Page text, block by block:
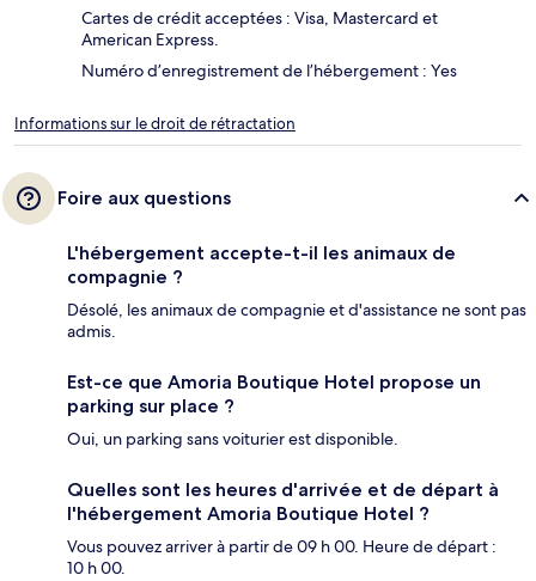
Cartes de crédit acceptées : Visa, Mastercard et
American Express.
Numéro d’enregistrement de l’hébergement : Yes
Informations sur le droit de rétractation
Foire aux questions
L'hébergement accepte-t-il les animaux de
compagnie ?
Désolé, les animaux de compagnie et d'assistance ne sont pas
admis.
Est-ce que Amoria Boutique Hotel propose un
parking sur place ?
Oui, un parking sans voiturier est disponible.
Quelles sont les heures d'arrivée et de départ à
l'hébergement Amoria Boutique Hotel ?
Vous pouvez arriver à partir de 09 h 00. Heure de départ :
10 h 00.